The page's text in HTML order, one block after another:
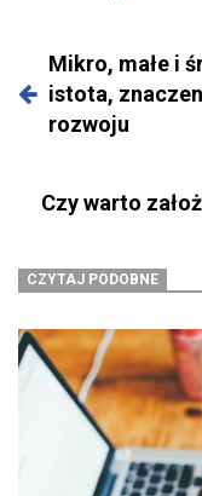
Mikro, małe i
istota,
rozwoju
Czy warto
CZYTAJ PODOBNE